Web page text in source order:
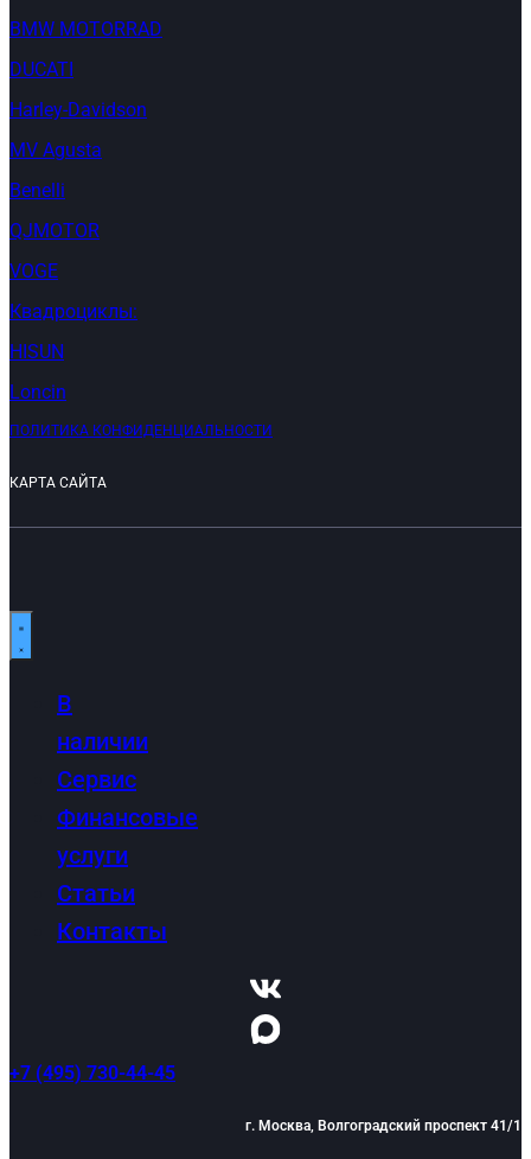
BMW MOTORRAD
DUCATI
Harley-Davidson
MV Agusta
Benelli
QJMOTOR
VOGE
Квадроциклы:
HISUN
Loncin
ПОЛИТИКА КОНФИДЕНЦИАЛЬНОСТИ
КАРТА САЙТА
В
наличии
Сервис
Финансовые
услуги
Статьи
Контакты
+7 (495) 730-44-45
г. Москва, Волгоградский проспект 41/1